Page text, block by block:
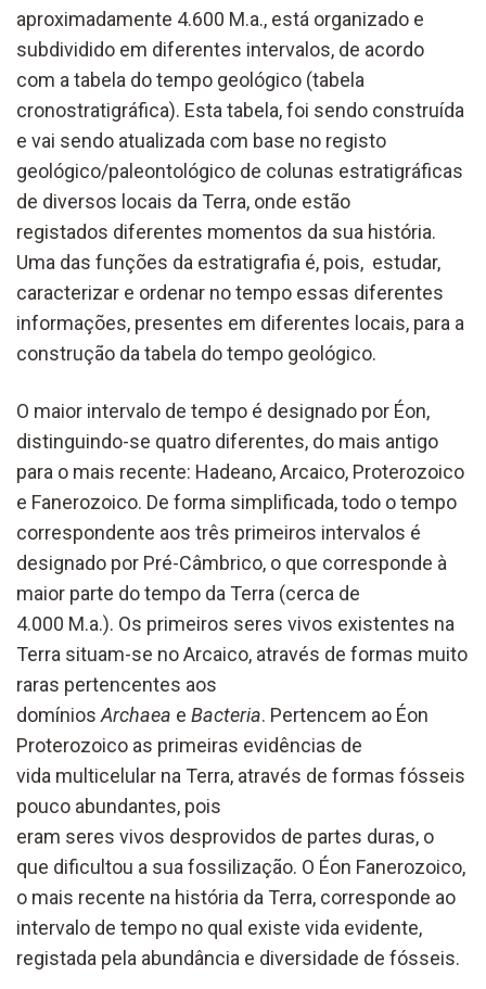
aproximadamente 4.600 M.a., está organizado e
subdividido em diferentes intervalos, de acordo
com a tabela do tempo geológico (tabela
cronostratigráfica). Esta tabela, foi sendo construída
e vai sendo atualizada com base no registo
geológico/paleontológico de colunas estratigráficas
de diversos locais da Terra, onde estão
registados diferentes momentos da sua história.
Uma das funções da estratigrafia é, pois, estudar,
caracterizar e ordenar no tempo essas diferentes
informações, presentes em diferentes locais, para a
construção da tabela do tempo geológico.
O maior intervalo de tempo é designado por Éon,
distinguindo-se quatro diferentes, do mais antigo
para o mais recente: Hadeano, Arcaico, Proterozoico
e Fanerozoico. De forma simplificada, todo o tempo
correspondente aos três primeiros intervalos é
designado por Pré-Câmbrico, o que corresponde à
maior parte do tempo da Terra (cerca de
4.000 M.a.). Os primeiros seres vivos existentes na
Terra situam-se no Arcaico, através de formas muito
raras pertencentes aos
domíniosArchaea e Bacteria. Pertencem ao Éon
Proterozoico as primeiras evidências de
vida multicelular na Terra, através de formas fósseis
pouco abundantes, pois
eram seres vivos desprovidos de partes duras, o
que dificultou a sua fossilização. O Éon Fanerozoico,
o mais recente na história da Terra, corresponde ao
intervalo de tempo no qual existe vida evidente,
registada pela abundância e diversidade de fósseis.